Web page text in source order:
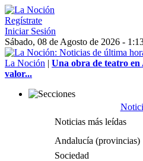
Regístrate
Iniciar Sesión
Sábado, 08 de Agosto de 2026 -
La Noción | Una obra de teatro en
valor...
Noticias más leídas
Andalucía (provincias)
Sociedad